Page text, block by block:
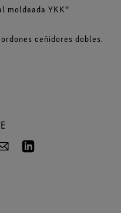
moldeada YKK®
ceñidores dobles.